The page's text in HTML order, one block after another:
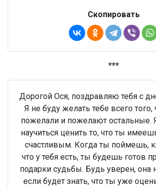
Скопировать
***
Дорогой Ося, поздравляю тебя с
Я не буду желать тебе всего того,
пожелали и пожелают остальные.
научиться ценить то, что ты
счастливым. Когда ты поймешь,
что у тебя есть, ты будешь готов
подарки судьбы. Будь уверен, она
если будет знать, что ты уже